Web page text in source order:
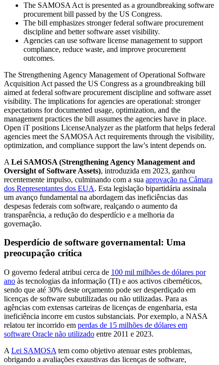
The SAMOSA Act is presented as a groundbreaking software
procurement bill passed by the US Congress.
The bill emphasizes stronger federal software procurement
discipline and better software asset visibility.
Agencies can use software license management to support
compliance, reduce waste, and improve procurement
outcomes.
The Strengthening Agency Management of Operational Software
Acquisition Act passed the US Congress as a groundbreaking bill
aimed at federal software procurement discipline and software asset
visibility. The implications for agencies are operational: stronger
expectations for documented usage, optimization, and the
management practices the bill assumes the agencies have in place.
Open iT positions LicenseAnalyzer as the platform that helps federal
agencies meet the SAMOSA Act requirements through the visibility,
optimization, and compliance support the law's intent depends on.
A Lei SAMOSA (Strengthening Agency Management and
Oversight of Software Assets), introduzida em 2023, ganhou
recentemente impulso, culminando com a sua aprovação na Câmara
dos Representantes dos EUA. Esta legislação bipartidária assinala
um avanço fundamental na abordagem das ineficiências das
despesas federais com software, realçando o aumento da
transparência, a redução do desperdício e a melhoria da
governação.
Desperdício de software governamental: Uma
preocupação crítica
O governo federal atribui cerca de 100 mil milhões de dólares por
ano às tecnologias da informação (TI) e aos activos cibernéticos,
sendo que até 30% deste orçamento pode ser desperdiçado em
licenças de software subutilizadas ou não utilizadas. Para as
agências com extensas carteiras de licenças de engenharia, esta
ineficiência incorre em custos substanciais. Por exemplo, a NASA
relatou ter incorrido em perdas de 15 milhões de dólares em
software Oracle não utilizado entre 2011 e 2023.
A Lei SAMOSA tem como objetivo atenuar estes problemas,
obrigando a avaliações exaustivas das licenças de software,